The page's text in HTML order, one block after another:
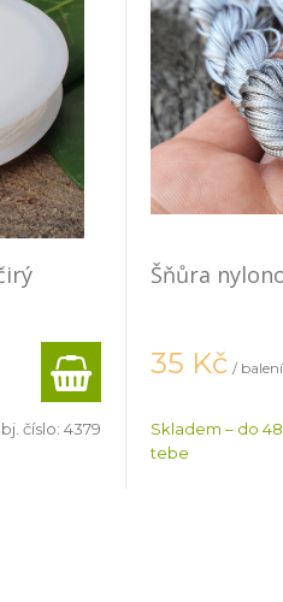
číslo: 4379
Šňůra
35 Kč / balení
Skladem – do
tebe